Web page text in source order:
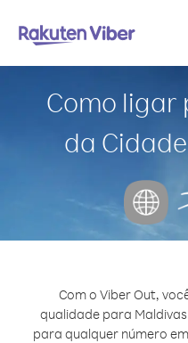
Como ligar
da
Com o Viber Out,
qualidade para
para qualquer número